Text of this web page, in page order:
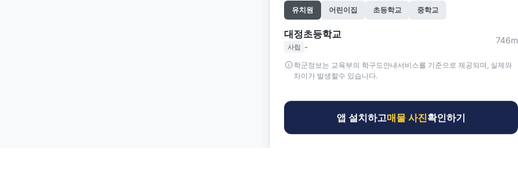
유치원 어린이집 초등학교 중학교
대정초등학교
사립 -
746m
학군정보는 교육부의 학구도안내서비스를 기준으로 제공되며, 실제와
차이가 발생할수 있습니다.
앱 설치하고매물 사진확인하기